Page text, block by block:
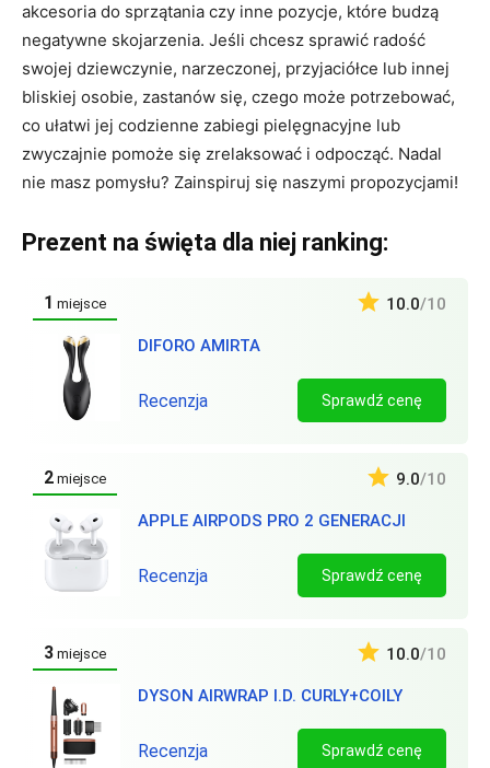
akcesoria do sprzątania czy inne pozycje, które budzą
negatywne skojarzenia. Jeśli chcesz sprawić radość
swojej dziewczynie, narzeczonej, przyjaciółce lub innej
bliskiej osobie, zastanów się, czego może potrzebować,
co ułatwi jej codzienne zabiegi pielęgnacyjne lub
zwyczajnie pomoże się zrelaksować i odpocząć. Nadal
nie masz pomysłu? Zainspiruj się naszymi propozycjami!
Prezent na święta dla niej ranking:
1 miejsce
DIFORO AMIRTA
10.0/10
Recenzja Sprawdź cenę
2 miejsce
APPLE AIRPODS PRO 2 GENERACJI
9.0/10
Recenzja Sprawdź cenę
3 miejsce
DYSON AIRWRAP I.D. CURLY+COILY
10.0/10
Recenzja Sprawdź cenę